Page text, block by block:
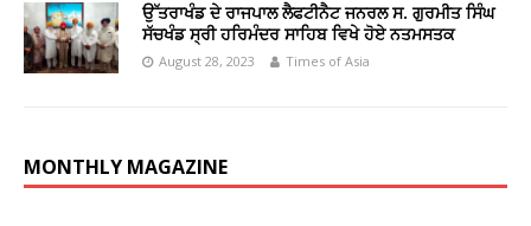
ਉੱਤਰਾਖੰਡ ਦੇ ਰਾਜਪਾਲ ਲੈਫਟੀਨੈਟ ਜਨਰਲ ਸ. ਗੁਰਮੀਤ ਸਿੰਘ
ਸੱਚਖੰਡ ਸ੍ਰੀ ਹਰਿਮੰਦਰ ਸਾਹਿਬ ਵਿਖੇ ਹੋਏ ਨਤਮਸਤਕ
August 28, 2023 Times of Asia
MONTHLY MAGAZINE